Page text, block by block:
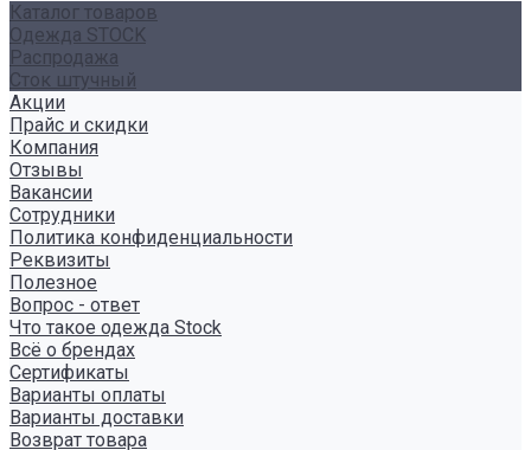
Каталог товаров
Одежда STOCK
Распродажа
Сток штучный
Акции
Прайс и скидки
Компания
Отзывы
Вакансии
Сотрудники
Политика конфиденциальности
Реквизиты
Полезное
Вопрос - ответ
Что такое одежда Stock
Всё о брендах
Сертификаты
Варианты оплаты
Варианты доставки
Возврат товара